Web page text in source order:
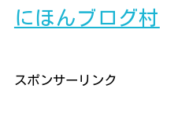
にほんブログ村
スポンサーリンク